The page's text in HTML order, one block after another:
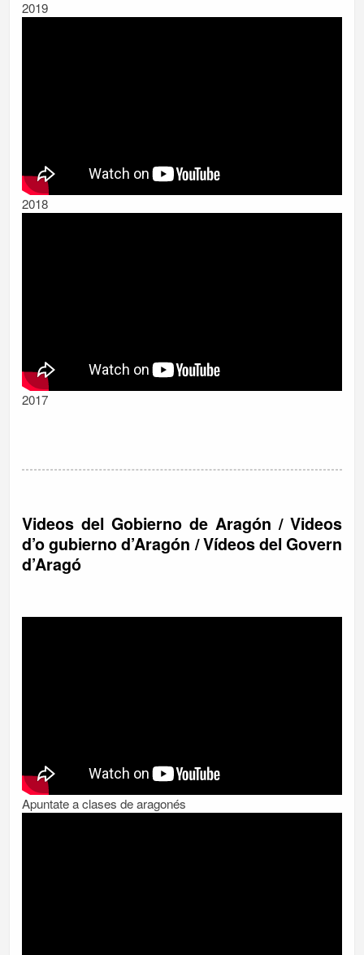
2019
2018
2017
Videos del Gobierno de Aragón / Videos
d’o gubierno d’Aragón / Vídeos del Govern
d’Aragó
Apuntate a clases de aragonés